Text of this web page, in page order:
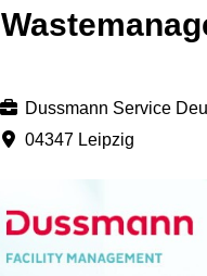
Dussmann Service
04347 Leipzig